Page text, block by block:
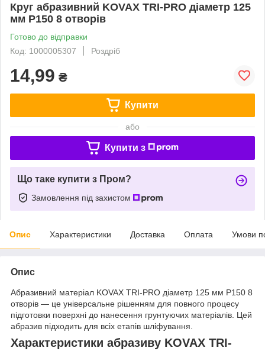
Круг абразивний KOVAX TRI-PRO діаметр 125
мм P150 8 отворів
Готово до відправки
Код: 1000005307
Роздріб
14,99 ₴
Купити
або
Купити з
Що таке купити з Пром?
Замовлення під захистом
Опис Характеристики Доставка Оплата Умови
Опис
Абразивний матеріал KOVAX TRI-PRO діаметр 125 мм P150 8
отворів — це універсальне рішенням для повного процесу
підготовки поверхні до нанесення грунтуючих матеріалів. Цей
абразив підходить для всіх етапів шліфування.
Характеристики абразиву KOVAX TRI-